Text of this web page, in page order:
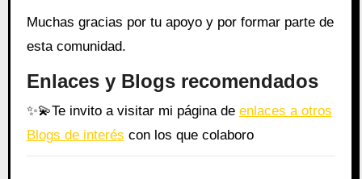
Muchas gracias por tu apoyo y por formar parte de
esta comunidad.
Enlaces y Blogs recomendados
✨💫Te invito a visitar mi página de enlaces a otros
Blogs de interés con los que colaboro